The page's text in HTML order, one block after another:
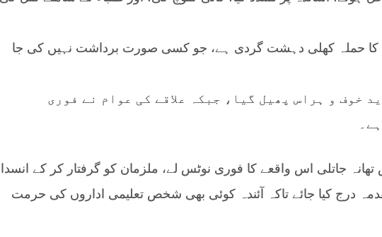
کا حملہ کھلی دہشت گردی ہے، جو کسی صورت برداشت نہیں کی جا
خوف و ہراس پھیل گیا، جبکہ علاقے کی عوام نے فوری
تھانہ جاتلی اس واقعے کا فوری نوٹس لے، ملزمان کو گرفتار کر کے
درج کیا جائے تاکہ آئندہ کوئی بھی شخص تعلیمی اداروں کی حرمت